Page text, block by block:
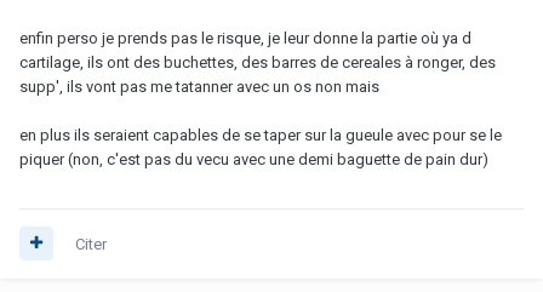
enfin perso je prends pas le risque, je leur donne la partie où ya d
cartilage, ils ont des buchettes, des barres de cereales à ronger, des
supp', ils vont pas me tatanner avec un os non mais
en plus ils seraient capables de se taper sur la gueule avec pour se le
piquer (non, c'est pas du vecu avec une demi baguette de pain dur)
Citer